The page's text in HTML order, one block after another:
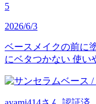
5
2026/6/3
ベースメイクの前に
にベタつかない 使い